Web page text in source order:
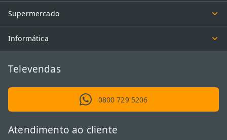
Supermercado
Informática
Televendas
0800 729 5206
Atendimento ao cliente